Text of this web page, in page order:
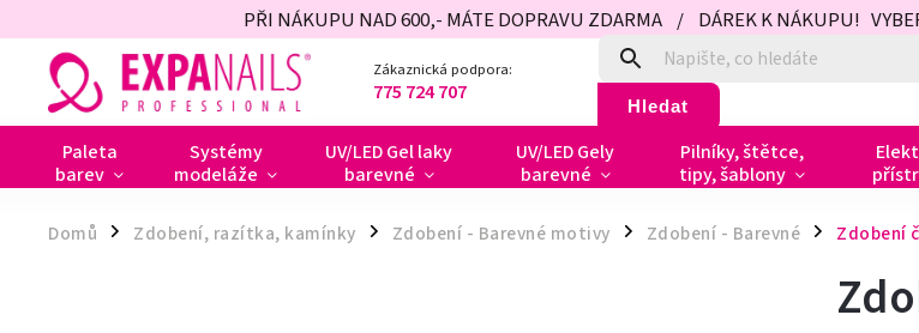
PŘI NÁKUPU NAD 600,- MÁTE DOPRAVU ZDARMA / DÁREK K NÁKUPU!
Zákaznická podpora:
775 724 707 Hledat
Paleta
barev
Systémy
modeláže
UV/LED Gel laky
barevné
UV/LED Gely
barevné
Pilníky, štětce,
tipy, šablony
Domů / Zdobení, razítka, kamínky / Zdobení - Barevné motivy / Zdobení - Barevné / Zdobení